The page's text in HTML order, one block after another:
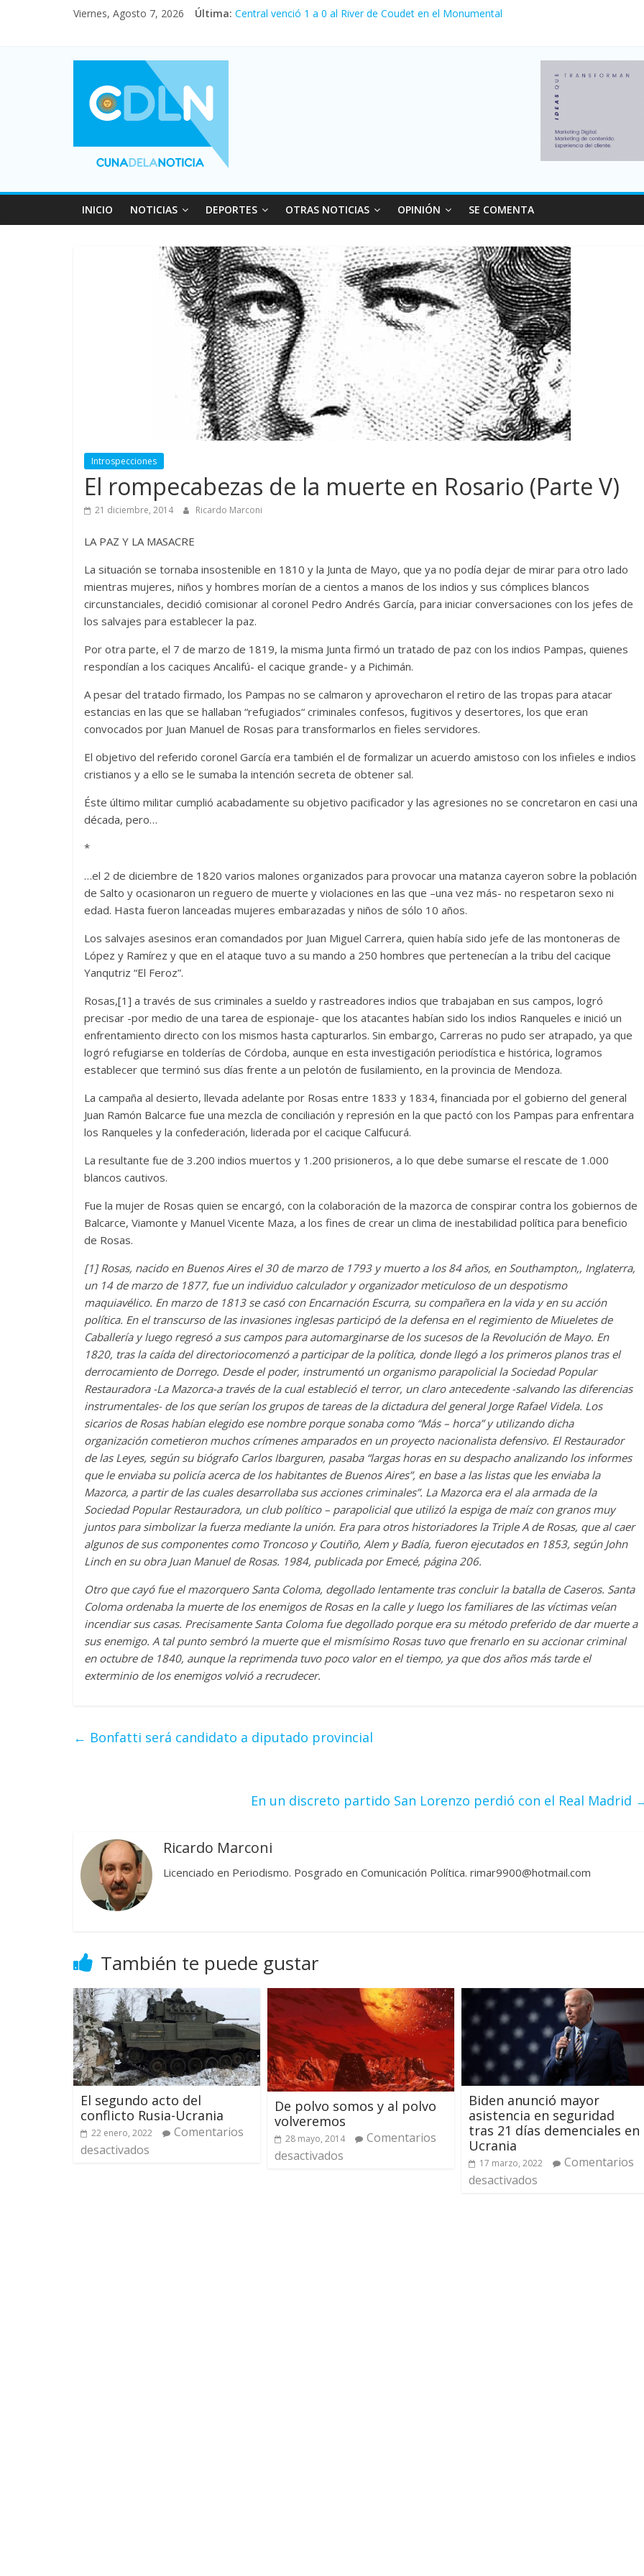
Viernes, Agosto 7, 2026 Última: Central venció 1 a 0 al River de Coudet en el Monumental
Vacaciones de invierno con más movimiento y consumo turístico: 4,6 millones de
Fuerte caída de la venta de autos usados en julio: bajó un 12,6% interanual
INICIO NOTICIAS DEPORTES OTRAS NOTICIAS OPINIÓN SE COMENTA
Introspecciones
El rompecabezas de la muerte en Rosario (Parte V)
21 diciembre, 2014 Ricardo Marconi
LA PAZ Y LA MASACRE
La situación se tornaba insostenible en 1810 y la Junta de Mayo, que ya no podía dejar de mirar para otro lado
mientras mujeres, niños y hombres morían de a cientos a manos de los indios y sus cómplices blancos
circunstanciales, decidió comisionar al coronel Pedro Andrés García, para iniciar conversaciones con los jefes de
los salvajes para establecer la paz.
Por otra parte, el 7 de marzo de 1819, la misma Junta firmó un tratado de paz con los indios Pampas, quienes
respondían a los caciques Ancalifú- el cacique grande- y a Pichimán.
A pesar del tratado firmado, los Pampas no se calmaron y aprovecharon el retiro de las tropas para atacar
estancias en las que se hallaban “refugiados“ criminales confesos, fugitivos y desertores, los que eran
convocados por Juan Manuel de Rosas para transformarlos en fieles servidores.
El objetivo del referido coronel García era también el de formalizar un acuerdo amistoso con los infieles e indios
cristianos y a ello se le sumaba la intención secreta de obtener sal.
Éste último militar cumplió acabadamente su objetivo pacificador y las agresiones no se concretaron en casi una
década, pero…
*
…el 2 de diciembre de 1820 varios malones organizados para provocar una matanza cayeron sobre la población
de Salto y ocasionaron un reguero de muerte y violaciones en las que –una vez más- no respetaron sexo ni
edad. Hasta fueron lanceadas mujeres embarazadas y niños de sólo 10 años.
Los salvajes asesinos eran comandados por Juan Miguel Carrera, quien había sido jefe de las montoneras de
López y Ramírez y que en el ataque tuvo a su mando a 250 hombres que pertenecían a la tribu del cacique
Yanqutriz “El Feroz”.
Rosas,[1] a través de sus criminales a sueldo y rastreadores indios que trabajaban en sus campos, logró
precisar -por medio de una tarea de espionaje- que los atacantes habían sido los indios Ranqueles e inició un
enfrentamiento directo con los mismos hasta capturarlos. Sin embargo, Carreras no pudo ser atrapado, ya que
logró refugiarse en tolderías de Córdoba, aunque en esta investigación periodística e histórica, logramos
establecer que terminó sus días frente a un pelotón de fusilamiento, en la provincia de Mendoza.
La campaña al desierto, llevada adelante por Rosas entre 1833 y 1834, financiada por el gobierno del general
Juan Ramón Balcarce fue una mezcla de conciliación y represión en la que pactó con los Pampas para enfrentara
los Ranqueles y la confederación, liderada por el cacique Calfucurá.
La resultante fue de 3.200 indios muertos y 1.200 prisioneros, a lo que debe sumarse el rescate de 1.000
blancos cautivos.
Fue la mujer de Rosas quien se encargó, con la colaboración de la mazorca de conspirar contra los gobiernos de
Balcarce, Viamonte y Manuel Vicente Maza, a los fines de crear un clima de inestabilidad política para beneficio
de Rosas.
[1] Rosas, nacido en Buenos Aires el 30 de marzo de 1793 y muerto a los 84 años, en Southampton,, Inglaterra,
un 14 de marzo de 1877, fue un individuo calculador y organizador meticuloso de un despotismo
maquiavélico. En marzo de 1813 se casó con Encarnación Escurra, su compañera en la vida y en su acción
política. En el transcurso de las invasiones inglesas participó de la defensa en el regimiento de Miueletes de
Caballería y luego regresó a sus campos para automarginarse de los sucesos de la Revolución de Mayo. En
1820, tras la caída del directoriocomenzó a participar de la política, donde llegó a los primeros planos tras el
derrocamiento de Dorrego. Desde el poder, instrumentó un organismo parapolicial la Sociedad Popular
Restauradora -La Mazorca-a través de la cual estableció el terror, un claro antecedente -salvando las diferencias
instrumentales- de los que serían los grupos de tareas de la dictadura del general Jorge Rafael Videla. Los
sicarios de Rosas habían elegido ese nombre porque sonaba como “Más – horca” y utilizando dicha
organización cometieron muchos crímenes amparados en un proyecto nacionalista defensivo. El Restaurador
de las Leyes, según su biógrafo Carlos Ibarguren, pasaba “largas horas en su despacho analizando los informes
que le enviaba su policía acerca de los habitantes de Buenos Aires”, en base a las listas que les enviaba la
Mazorca, a partir de las cuales desarrollaba sus acciones criminales”. La Mazorca era el ala armada de la
Sociedad Popular Restauradora, un club político – parapolicial que utilizó la espiga de maíz con granos muy
juntos para simbolizar la fuerza mediante la unión. Era para otros historiadores la Triple A de Rosas, que al caer
algunos de sus componentes como Troncoso y Coutiño, Alem y Badía, fueron ejecutados en 1853, según John
Linch en su obra Juan Manuel de Rosas. 1984, publicada por Emecé, página 206.
Otro que cayó fue el mazorquero Santa Coloma, degollado lentamente tras concluir la batalla de Caseros. Santa
Coloma ordenaba la muerte de los enemigos de Rosas en la calle y luego los familiares de las víctimas veían
incendiar sus casas. Precisamente Santa Coloma fue degollado porque era su método preferido de dar muerte a
sus enemigo. A tal punto sembró la muerte que el mismísimo Rosas tuvo que frenarlo en su accionar criminal
en octubre de 1840, aunque la reprimenda tuvo poco valor en el tiempo, ya que dos años más tarde el
exterminio de los enemigos volvió a recrudecer.
← Bonfatti será candidato a diputado provincial
En un discreto partido San Lorenzo perdió con el Real Madrid
Ricardo Marconi
Licenciado en Periodismo. Posgrado en Comunicación Política. rimar9900@hotmail.com
También te puede gustar
El segundo acto del
conflicto Rusia-Ucrania
22 enero, 2022
Comentarios
desactivados
De polvo somos y al polvo
volveremos
28 mayo, 2014
Comentarios
desactivados
Biden anunció mayor
asistencia en seguridad
tras 21 días demenciales en
Ucrania
17 marzo, 2022
Comentarios
desactivados